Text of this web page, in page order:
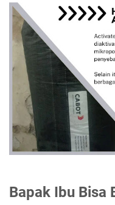
Bapak Ibu Bisa